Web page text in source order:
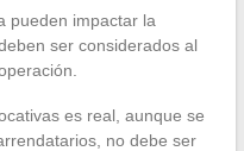
pueden impactar la
ser considerados al
es real, aunque se
no debe ser